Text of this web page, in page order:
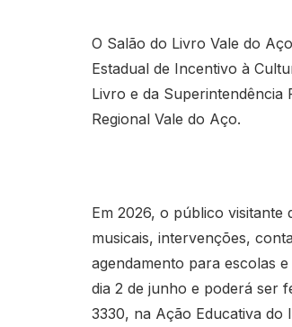
O Salão do Livro Vale do
Estadual de Incentivo à
Livro e da Superintendência
Regional Vale do Aço.
Em 2026, o público visitante
musicais, intervenções,
agendamento para escolas
dia 2 de junho e poderá ser
3330, na Ação Educativa do